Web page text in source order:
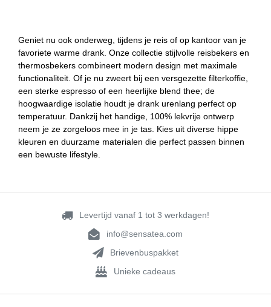
Geniet nu ook onderweg, tijdens je reis of op kantoor van je
favoriete warme drank. Onze collectie stijlvolle reisbekers en
thermosbekers combineert modern design met maximale
functionaliteit. Of je nu zweert bij een versgezette filterkoffie,
een sterke espresso of een heerlijke blend thee; de
hoogwaardige isolatie houdt je drank urenlang perfect op
temperatuur. Dankzij het handige, 100% lekvrije ontwerp
neem je ze zorgeloos mee in je tas. Kies uit diverse hippe
kleuren en duurzame materialen die perfect passen binnen
een bewuste lifestyle.
Levertijd vanaf 1 tot 3 werkdagen!
info@sensatea.com
Brievenbuspakket
Unieke cadeaus